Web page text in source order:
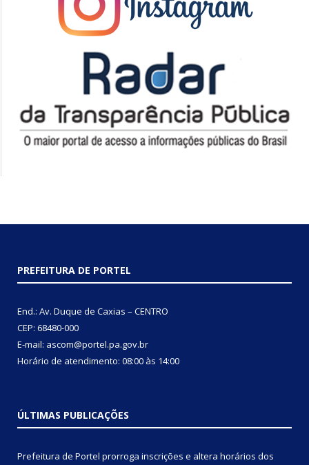
PREFEITURA DE PORTEL
End.: Av. Duque de Caxias – CENTRO
CEP: 68480-000
E-mail: ascom@portel.pa.gov.br
Horário de atendimento: 08:00 às 14:00
ÚLTIMAS PUBLICAÇÕES
Prefeitura de Portel prorroga inscrições e altera horários dos